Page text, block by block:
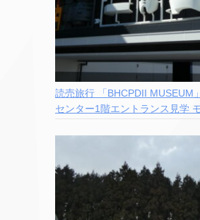
読売旅行 「BHCPDII MUSEUM
センター1階エントランス見学